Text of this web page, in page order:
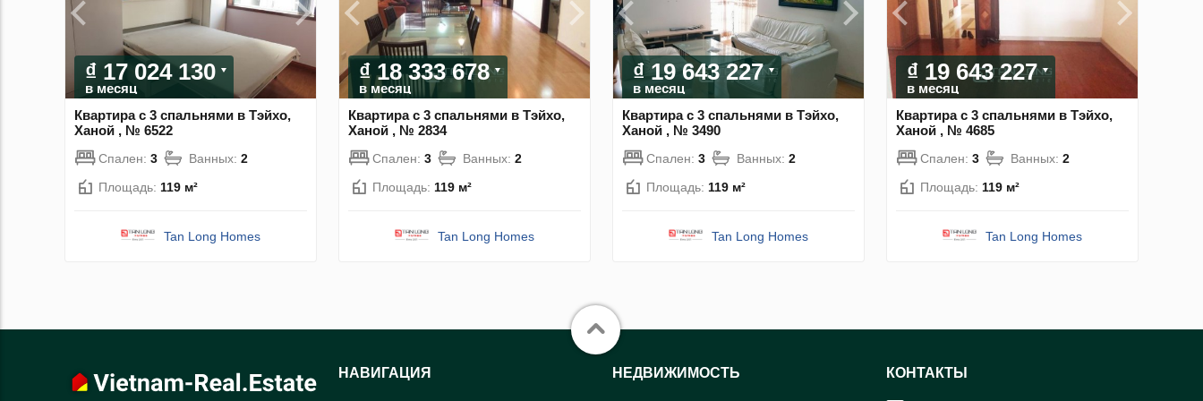
₫ 17 024 130
в месяц
Квартира с 3 спальнями в Тэйхо,
Ханой , № 6522
Спален: 3 Ванных: 2
Площадь: 119 м²
Tan Long Homes
₫ 18 333 678
в месяц
Квартира с 3 спальнями в Тэйхо,
Ханой , № 2834
Спален: 3 Ванных: 2
Площадь: 119 м²
Tan Long Homes
₫ 19 643 227
в месяц
Квартира с 3 спальнями в Тэйхо,
Ханой , № 3490
Спален: 3 Ванных: 2
Площадь: 119 м²
Tan Long Homes
₫ 19 643 227
в месяц
Квартира с 3 спальнями в Тэйхо,
Ханой , № 4685
Спален: 3 Ванных: 2
Площадь: 119 м²
Tan Long Homes
НАВИГАЦИЯ НЕДВИЖИМОСТЬ КОНТАКТЫ